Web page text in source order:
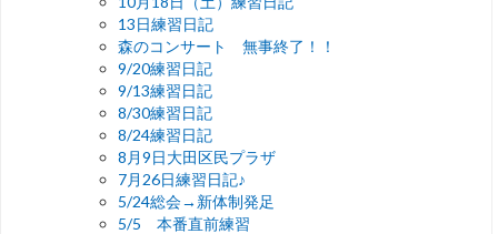
13日練習日記
森のコンサート 無事終了！！
9/20練習日記
9/13練習日記
8/30練習日記
8/24練習日記
8月9日大田区民プラザ
7月26日練習日記♪
5/24総会→新体制発足
5/5 本番直前練習